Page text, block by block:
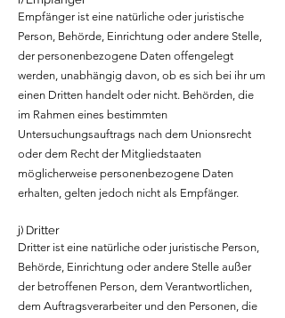
Empfänger ist eine natürliche oder juristische
Person, Behörde, Einrichtung oder andere Stelle,
der personenbezogene Daten offengelegt
werden, unabhängig davon, ob es sich bei ihr um
einen Dritten handelt oder nicht. Behörden, die
im Rahmen eines bestimmten
Untersuchungsauftrags nach dem Unionsrecht
oder dem Recht der Mitgliedstaaten
möglicherweise personenbezogene Daten
erhalten, gelten jedoch nicht als Empfänger.
j) Dritter
Dritter ist eine natürliche oder juristische Person,
Behörde, Einrichtung oder andere Stelle außer
der betroffenen Person, dem Verantwortlichen,
dem Auftragsverarbeiter und den Personen, die